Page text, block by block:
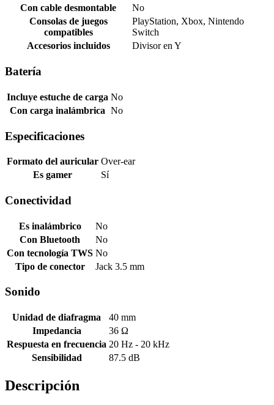
Con cable desmontable
No
Consolas de juegos
compatibles
PlayStation, Xbox, Nintendo
Switch
Accesorios incluidos
Divisor en Y
Batería
Incluye estuche de carga No
Con carga inalámbrica No
Especificaciones
Formato del auricular Over-ear
Es gamer
Sí
Conectividad
Es inalámbrico
No
Con Bluetooth
No
Con tecnología TWS No
Tipo de conector
Jack 3.5 mm
Sonido
Unidad de diafragma
40 mm
Impedancia
36 Ω
Respuesta en frecuencia 20 Hz - 20 kHz
Sensibilidad
87.5 dB
Descripción